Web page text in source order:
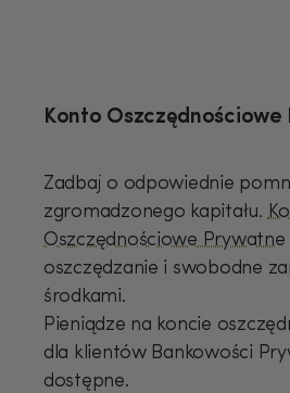
Konto Oszczędnościowe
Zadbaj o odpowiednie
zgromadzonego kapitału.
Oszczędnościowe Prywatne
oszczędzanie i swobodne
środkami.
Pieniądze na koncie
dla klientów Bankowości
dostępne.